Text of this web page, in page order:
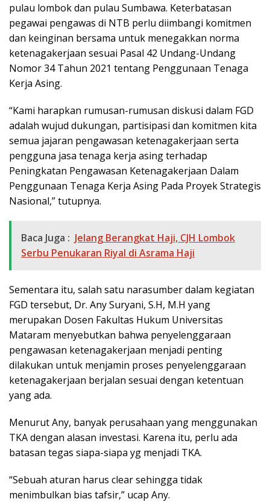
pulau lombok dan pulau Sumbawa. Keterbatasan
pegawai pengawas di NTB perlu diimbangi komitmen
dan keinginan bersama untuk menegakkan norma
ketenagakerjaan sesuai Pasal 42 Undang-Undang
Nomor 34 Tahun 2021 tentang Penggunaan Tenaga
Kerja Asing.
“Kami harapkan rumusan-rumusan diskusi dalam FGD
adalah wujud dukungan, partisipasi dan komitmen kita
semua jajaran pengawasan ketenagakerjaan serta
pengguna jasa tenaga kerja asing terhadap
Peningkatan Pengawasan Ketenagakerjaan Dalam
Penggunaan Tenaga Kerja Asing Pada Proyek Strategis
Nasional,” tutupnya.
Baca Juga : Jelang Berangkat Haji, CJH Lombok
Serbu Penukaran Riyal di Asrama Haji
Sementara itu, salah satu narasumber dalam kegiatan
FGD tersebut, Dr. Any Suryani, S.H, M.H yang
merupakan Dosen Fakultas Hukum Universitas
Mataram menyebutkan bahwa penyelenggaraan
pengawasan ketenagakerjaan menjadi penting
dilakukan untuk menjamin proses penyelenggaraan
ketenagakerjaan berjalan sesuai dengan ketentuan
yang ada.
Menurut Any, banyak perusahaan yang menggunakan
TKA dengan alasan investasi. Karena itu, perlu ada
batasan tegas siapa-siapa yg menjadi TKA.
“Sebuah aturan harus clear sehingga tidak
menimbulkan bias tafsir,” ucap Any.